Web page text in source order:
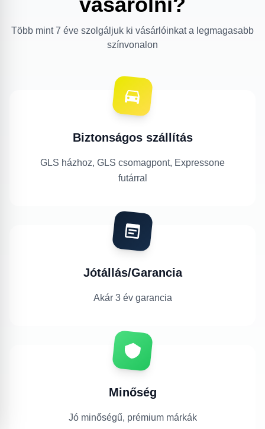
Több mint 7 éve szolgáljuk ki vásárlóinkat a legmagasabb
színvonalon
Biztonságos szállítás
GLS házhoz, GLS csomagpont, Expressone
futárral
Jótállás/Garancia
Akár 3 év garancia
Minőség
Jó minőségű, prémium márkák